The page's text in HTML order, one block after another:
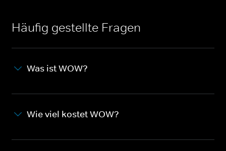
Häufig gestellte Fragen
Was ist WOW?
Wie viel kostet WOW?